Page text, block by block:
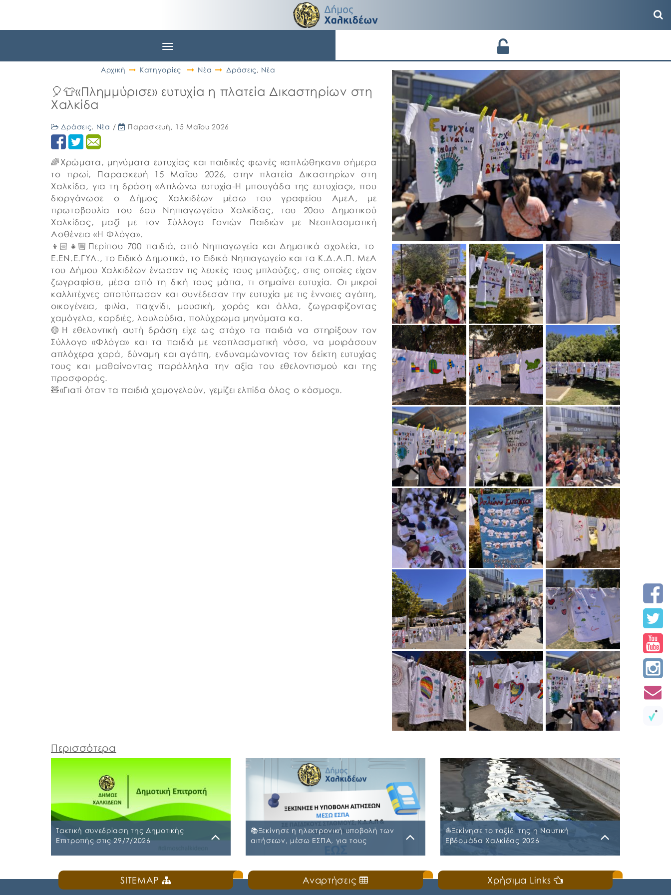
Toggle
Αρχική
Κατηγορίες Νέα Δράσεις, Νέα
🎈👕«Πλημμύρισε» ευτυχία η πλατεία Δικαστηρίων στη
Χαλκίδα
Δράσεις, Νέα / Παρασκευή, 15 Μαΐου 2026
🌈Χρώματα, μηνύματα ευτυχίας και παιδικές φωνές «απλώθηκαν» σήμερα
το πρωί, Παρασκευή 15 Μαΐου 2026, στην πλατεία Δικαστηρίων στη
Χαλκίδα, για τη δράση «Απλώνω ευτυχία-Η μπουγάδα της ευτυχίας», που
διοργάνωσε ο Δήμος Χαλκιδέων μέσω του γραφείου ΑμεΑ, με
πρωτοβουλία του 6ου Νηπιαγωγείου Χαλκίδας, του 20ου Δημοτικού
Χαλκίδας, μαζί με τον Σύλλογο Γονιών Παιδιών με Νεοπλασματική
Ασθένεια «Η Φλόγα».
👦🏻👧🏼Περίπου 700 παιδιά, από Νηπιαγωγεία και Δημοτικά σχολεία, το
Ε.ΕΝ.Ε.ΓΥΛ., το Ειδικό Δημοτικό, το Ειδικό Νηπιαγωγείο και τα Κ.Δ.Α.Π. ΜεΑ
του Δήμου Χαλκιδέων ένωσαν τις λευκές τους μπλούζες, στις οποίες είχαν
ζωγραφίσει, μέσα από τη δική τους μάτια, τι σημαίνει ευτυχία. Οι μικροί
καλλιτέχνες αποτύπωσαν και συνέδεσαν την ευτυχία με τις έννοιες αγάπη,
οικογένεια, φιλία, παιχνίδι, μουσική, χορός και άλλα, ζωγραφίζοντας
χαμόγελα, καρδιές, λουλούδια, πολύχρωμα μηνύματα κα.
🟡Η εθελοντική αυτή δράση είχε ως στόχο τα παιδιά να στηρίξουν τον
Σύλλογο «Φλόγα» και τα παιδιά με νεοπλασματική νόσο, να μοιράσουν
απλόχερα χαρά, δύναμη και αγάπη, ενδυναμώνοντας τον δείκτη ευτυχίας
τους και μαθαίνοντας παράλληλα την αξία του εθελοντισμού και της
προσφοράς.
🧸«Γιατί όταν τα παιδιά χαμογελούν, γεμίζει ελπίδα όλος ο κόσμος».
Περισσότερα
Τακτική συνεδρίαση της Δημοτικής
Επιτροπής στις 29/7/2026
Τακτική συνεδρίαση της Δημοτικής Επιτροπής
θα διεξαχθεί στο Δημοτικό Κατάστημα επί
📚Ξεκίνησε η ηλεκτρονική υποβολή των
αιτήσεων, μέσω ΕΣΠΑ, για τους
🛎️Ο Δήμος Χαλκιδέων ενημερώνει τους γονείς
και τους κηδεμόνες ότι, ξεκίνησε η
⛵️Ξεκίνησε το ταξίδι της η Ναυτική
Εβδομάδα Χαλκίδας 2026
📣Για 3η συνεχή χρονιά «άνοιξε πανιά» η
Ναυτική Εβδομάδα Χαλκίδας χθες, Σάββατο
SITEMAP Αναρτήσεις Χρήσιμα Links